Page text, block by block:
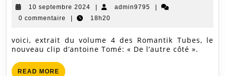
10 septembre 2024
10
septembre
admin9795 admin9795
0 commentaire
18h20
voici, extrait du volume 4 des Romantik Tubes, le
nouveau clip d’antoine Tomé: « De l’autre côté ».
READ MORE READ